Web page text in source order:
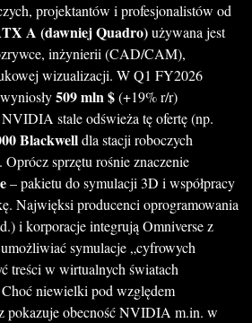
projektantów i profesjonalistów od
A (dawniej Quadro)używana jest
inżynierii (CAD/CAM),
wizualizacji. W Q1 FY2026
509 mln $(+19% r/r)
stale odświeża tę ofertę (np.
Blackwelldla stacji roboczych
Oprócz sprzętu rośnie znaczenie
– pakietu do symulacji 3D i współpracy
Najwięksi producenci oprogramowania
i korporacje integrują Omniverse z
symulacje „cyfrowych
treści w wirtualnych światach
niewielki pod względem
pokazuje obecność NVIDIA m.in. w